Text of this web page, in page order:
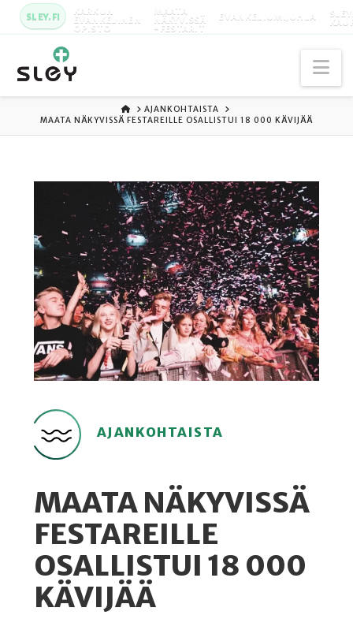
SLEY.FI KARKUN
EVANKELINEN
OPISTO
MAATA
NÄKYVISSÄ
-FESTARIT
EVANKELIUMIJUHLA
ETUSIVU
AJANKOHTAISTA
MAATA NÄKYVISSÄ FESTAREILLE OSALLISTUI 18 000 KÄVIJÄÄ
AJANKOHTAISTA
MAATA NÄKYVISSÄ
FESTAREILLE
OSALLISTUI 18 000
KÄVIJÄÄ